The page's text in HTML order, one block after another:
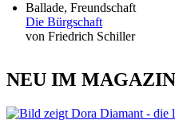
Ballade, Freundschaft
Die Bürgschaft
von Friedrich Schiller
NEU IM MAGAZIN